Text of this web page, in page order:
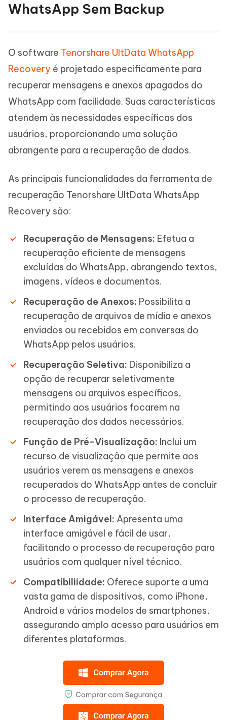
WhatsApp Sem Backup
O software Tenorshare UltData WhatsApp
Recovery é projetado especificamente para
recuperar mensagens e anexos apagados do
WhatsApp com facilidade. Suas características
atendem às necessidades específicas dos
usuários, proporcionando uma solução
abrangente para a recuperação de dados.
As principais funcionalidades da ferramenta de
recuperação Tenorshare UltData WhatsApp
Recovery são:
Recuperação de Mensagens: Efetua a
recuperação eficiente de mensagens
excluídas do WhatsApp, abrangendo textos,
imagens, vídeos e documentos.
Recuperação de Anexos: Possibilita a
recuperação de arquivos de mídia e anexos
enviados ou recebidos em conversas do
WhatsApp pelos usuários.
Recuperação Seletiva: Disponibiliza a
opção de recuperar seletivamente
mensagens ou arquivos específicos,
permitindo aos usuários focarem na
recuperação dos dados necessários.
Função de Pré-Visualização: Inclui um
recurso de visualização que permite aos
usuários verem as mensagens e anexos
recuperados do WhatsApp antes de concluir
o processo de recuperação.
Interface Amigável: Apresenta uma
interface amigável e fácil de usar,
facilitando o processo de recuperação para
usuários com qualquer nível técnico.
Compatibiliidade: Oferece suporte a uma
vasta gama de dispositivos, como iPhone,
Android e vários modelos de smartphones,
assegurando amplo acesso para usuários em
diferentes plataformas.